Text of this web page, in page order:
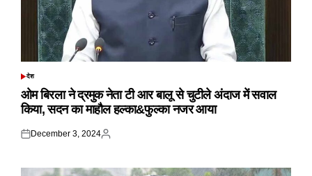
POSTED
देश
ओम बिरला ने द्रमुक नेता टी आर बालू से चुटीले अंदाज में सवाल
किया, सदन का माहौल हल्का&फुल्का नजर आया
Posted
December 3, 2024
Posted